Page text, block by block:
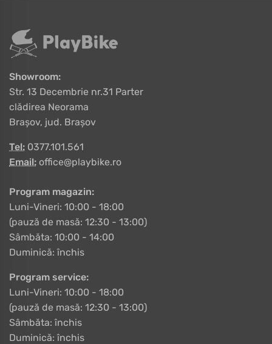
Showroom:
Str. 13 Decembrie nr.31 Parter
clădirea Neorama
Brașov, jud. Brașov
Tel: 0377.101.561
Email: office@playbike.ro
Program magazin:
Luni-Vineri: 10:00 - 18:00
(pauză de masă: 12:30 - 13:00)
Sâmbăta: 10:00 - 14:00
Duminică: închis
Program service:
Luni-Vineri: 10:00 - 18:00
(pauză de masă: 12:30 - 13:00)
Sâmbăta: închis
Duminică: închis